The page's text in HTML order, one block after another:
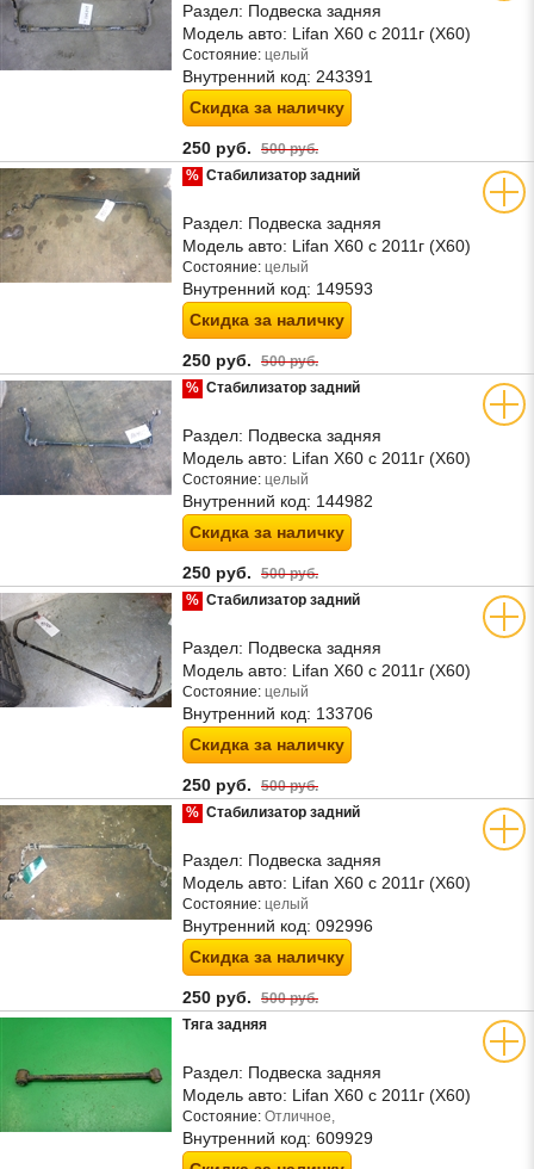
Раздел: Подвеска задняя
Модель авто: Lifan X60 с 2011г (Х60)
Состояние: целый
Внутренний код: 243391
Скидка за наличку
250 руб. 500 руб.
% Стабилизатор задний
Раздел: Подвеска задняя
Модель авто: Lifan X60 с 2011г (Х60)
Состояние: целый
Внутренний код: 149593
Скидка за наличку
250 руб. 500 руб.
% Стабилизатор задний
Раздел: Подвеска задняя
Модель авто: Lifan X60 с 2011г (Х60)
Состояние: целый
Внутренний код: 144982
Скидка за наличку
250 руб. 500 руб.
% Стабилизатор задний
Раздел: Подвеска задняя
Модель авто: Lifan X60 с 2011г (Х60)
Состояние: целый
Внутренний код: 133706
Скидка за наличку
250 руб. 500 руб.
% Стабилизатор задний
Раздел: Подвеска задняя
Модель авто: Lifan X60 с 2011г (Х60)
Состояние: целый
Внутренний код: 092996
Скидка за наличку
250 руб. 500 руб.
Тяга задняя
Раздел: Подвеска задняя
Модель авто: Lifan X60 с 2011г (Х60)
Состояние: Отличное,
Внутренний код: 609929